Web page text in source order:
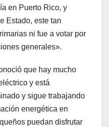
en Puerto Rico, y
Estado, este tan
ni fue a votar por
generales».
que hay mucho
y está
y sigue trabajando
energética en
puedan disfrutar